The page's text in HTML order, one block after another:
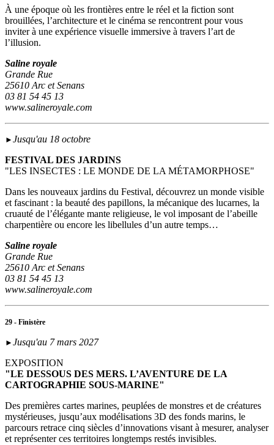
À une époque où les frontières entre le réel et la fiction sont
brouillées, l’architecture et le cinéma se rencontrent pour vous
inviter à une expérience visuelle immersive à travers l’art de
l’illusion.
Saline royale
Grande Rue
25610 Arc et Senans
03 81 54 45 13
www.salineroyale.com
► Jusqu'au 18 octobre
FESTIVAL DES JARDINS
"LES INSECTES : LE MONDE DE LA MÉTAMORPHOSE"
Dans les nouveaux jardins du Festival, découvrez un monde visible
et fascinant : la beauté des papillons, la mécanique des lucarnes, la
cruauté de l’élégante mante religieuse, le vol imposant de l’abeille
charpentière ou encore les libellules d’un autre temps…
Saline royale
Grande Rue
25610 Arc et Senans
03 81 54 45 13
www.salineroyale.com
29 - Finistère
► Jusqu'au 7 mars 2027
EXPOSITION
"LE DESSOUS DES MERS. L’AVENTURE DE LA
CARTOGRAPHIE SOUS-MARINE"
Des premières cartes marines, peuplées de monstres et de créatures
mystérieuses, jusqu’aux modélisations 3D des fonds marins, le
parcours retrace cinq siècles d’innovations visant à mesurer, analyser
et représenter ces territoires longtemps restés invisibles.